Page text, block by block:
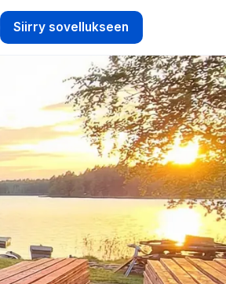
Siirry sovellukseen